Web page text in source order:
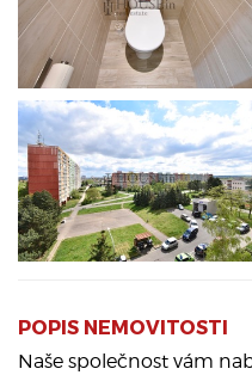
POPIS NEMOVITOSTI
Naše společnost vám